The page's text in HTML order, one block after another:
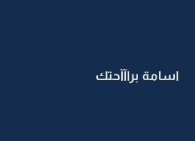
اسامة براآآحتك